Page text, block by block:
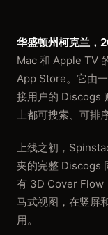
华盛顿州柯克兰，
Mac 和 Apple TV
App Store。它由
接用户的 Discogs
上都可搜索、可排
上线之初，
夹的完整 Discogs
有 3D Cover Flow
马式视图，在竖屏
用。